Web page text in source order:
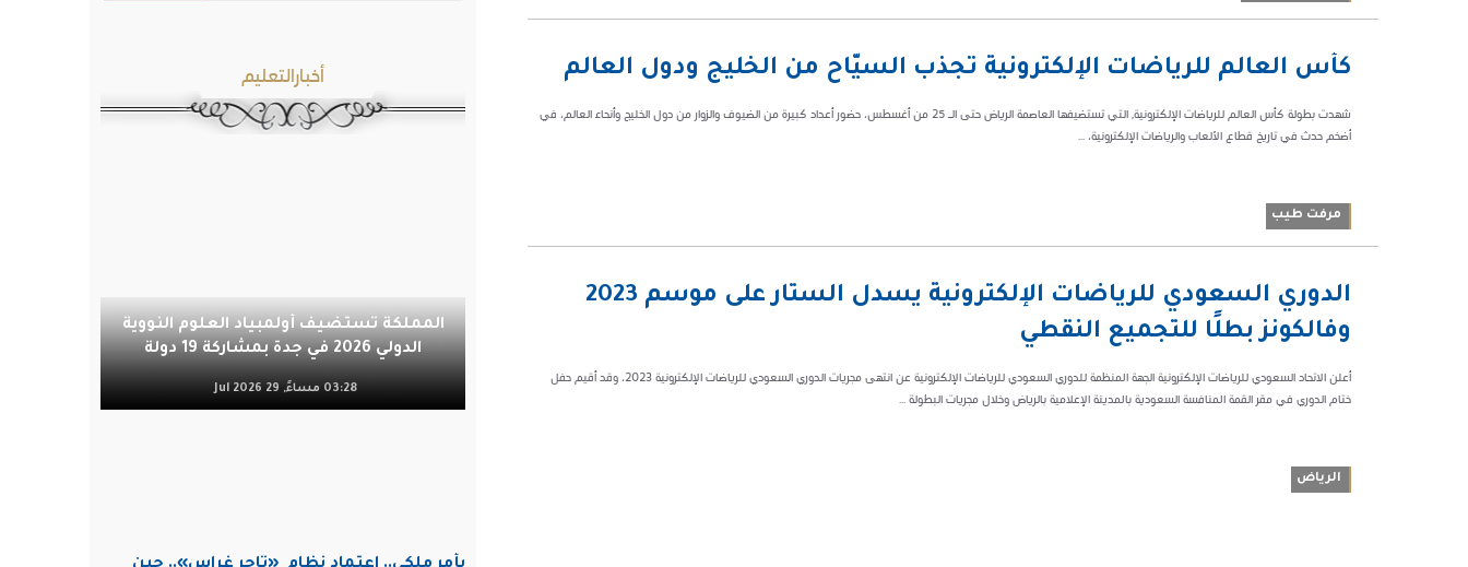
كأس العالم للرياضات الإلكترونية تجذب السيَّاح من الخليج ودول العالم
شهدت بطولة كأس العالم للرياضات الإلكترونية, التي تستضيفها العاصمة الرياض حتى الـ 25 من أغسطس، حضور أعداد كبيرة من الضيوف والزوار من دول الخليج وأنحاء العالم، في
أضخم حدث في تاريخ قطاع الألعاب والرياضات الإلكترونية، ...
مرفت طيب
الدوري السعودي للرياضات الإلكترونية يسدل الستار على موسم 2023
وفالكونز بطلًا للتجميع النقطي
أعلن الاتحاد السعودي للرياضات الإلكترونية الجهة المنظمة للدوري السعودي للرياضات الإلكترونية عن انتهى مجريات الدوري السعودي للرياضات الإلكترونية 2023، وقد أقيم حفل
ختام الدوري في مقر القمة المنافسة السعودية بالمدينة الإعلامية بالرياض وخلال مجريات البطولة ...
الرياض
أخبارالتعليم
المملكة تستضيف أولمبياد العلوم النووية
الدولي 2026 في جدة بمشاركة 19 دولة
03:28 مساءً, 29 Jul 2026